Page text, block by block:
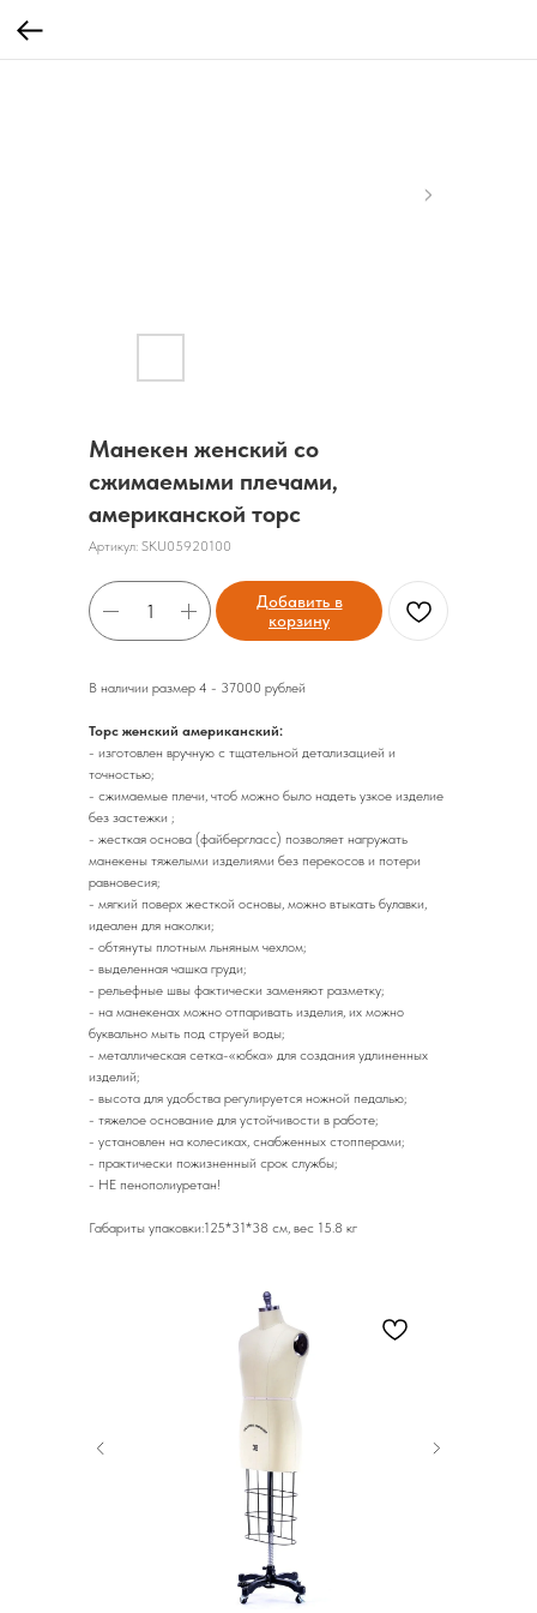
Манекен женский со
сжимаемыми плечами,
американской торс
Артикул: SKU05920100
Добавить в
корзину
В наличии размер 4 - 37000 рублей
Торс женский американский:
- изготовлен вручную с тщательной детализацией и
точностью;
- сжимаемые плечи, чтоб можно было надеть узкое изделие
без застежки ;
- жесткая основа (файбергласс) позволяет нагружать
манекены тяжелыми изделиями без перекосов и потери
равновесия;
- мягкий поверх жесткой основы, можно втыкать булавки,
идеален для наколки;
- обтянуты плотным льняным чехлом;
- выделенная чашка груди;
- рельефные швы фактически заменяют разметку;
- на манекенах можно отпаривать изделия, их можно
буквально мыть под струей воды;
- металлическая сетка-«юбка» для создания удлиненных
изделий;
- высота для удобства регулируется ножной педалью;
- тяжелое основание для устойчивости в работе;
- установлен на колесиках, снабженных стопперами;
- практически пожизненный срок службы;
- НЕ пенополиуретан!
Габариты упаковки:125*31*38 см, вес 15.8 кг